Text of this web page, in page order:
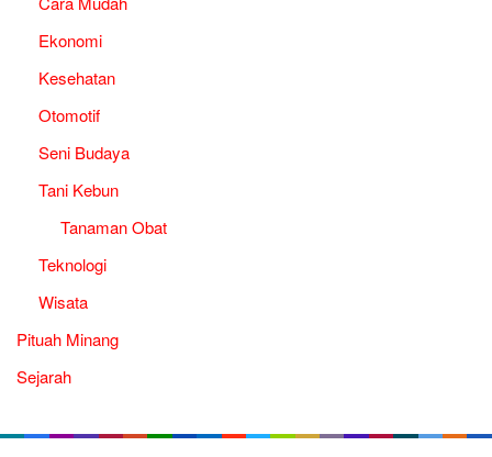
Ekonomi
Kesehatan
Otomotif
Seni Budaya
Tani Kebun
Tanaman Obat
Teknologi
Wisata
Pituah Minang
Sejarah